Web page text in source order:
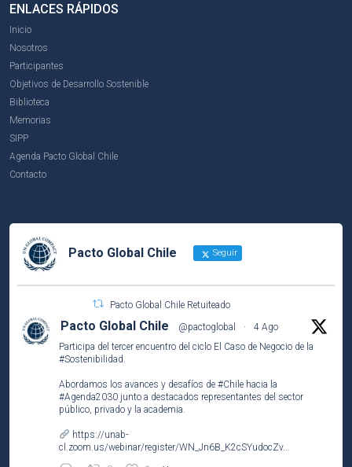
ENLACES RÁPIDOS
Inicio
Nosotros
Participantes
Objetivos de Desarrollo Sostenible
Biblioteca
Memorias
SIPP
Agenda Pacto Global Chile
Contacto
Pacto Global Chile Seguir
Pacto Global Chile Retuiteado
Pacto Global Chile @pactoglobal ·
4 Ago
Participa del tercer encuentro del ciclo El Caso de Negocio de la
#Sostenibilidad
Abordamos los avances y desafíos de #Chile hacia la
#Agenda2030 junto a destacados representantes del sector
público, privado y la academia.
https://unab-
cl.zoom.us/webinar/register/WN_Jn6B_K2cSYudocZv...